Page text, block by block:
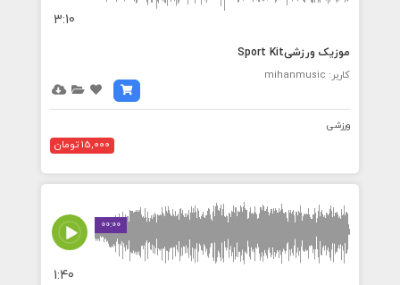
3:10
موزیک ورزشیSport Kit
کاربر: mihanmusic
ورزشی
15,000 تومان
00:00
1:40